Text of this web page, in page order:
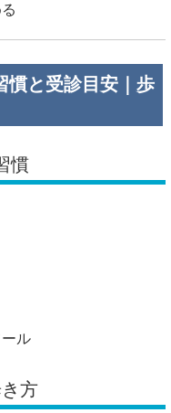
慣と受診目安｜歩
慣
ル
方